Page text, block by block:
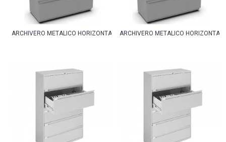
ARCHIVERO METALICO HORIZONTAL 4 GAVETAS 76CMARCHIVERO METALICO HORIZONTAL